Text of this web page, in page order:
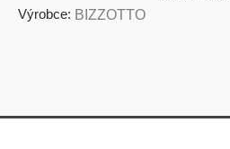
Výrobce: BIZZOTTO